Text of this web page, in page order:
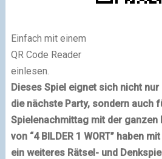
Einfach mit einem
QR Code Reader
einlesen.
Dieses Spiel eignet sich nicht
die nächste Party, sondern auch
Spielenachmittag mit der ganzen
von “4 BILDER 1 WORT” haben
ein weiteres Rätsel- und